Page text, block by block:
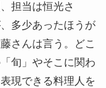
担当は恒光さ
多少あったほうが
さんは言う。どこ
旬」やそこに関わ
現できる料理人を